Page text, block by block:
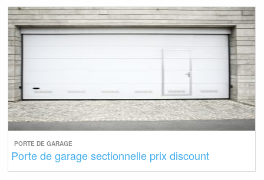
PORTE DE GARAGE
Porte de garage sectionnelle prix discount